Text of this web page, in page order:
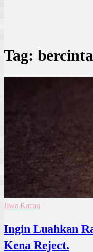
Tag: bercinta
Jiwa Kacau
Ingin Luahkan
Kena Reject.